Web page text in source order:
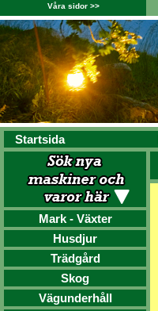
Våra sidor >>
Startsida
Mark - Växter
Husdjur
Trädgård
Skog
Vägunderhåll